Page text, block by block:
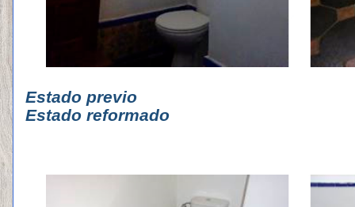
Estado
Estado reformado